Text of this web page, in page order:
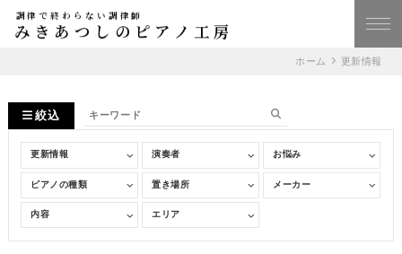
調律で終わらない調律師
みきあつしのピアノ工房
ホーム 更新情報
絞込